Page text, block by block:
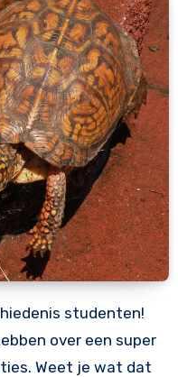
studenten!
over een super
Weet je wat dat